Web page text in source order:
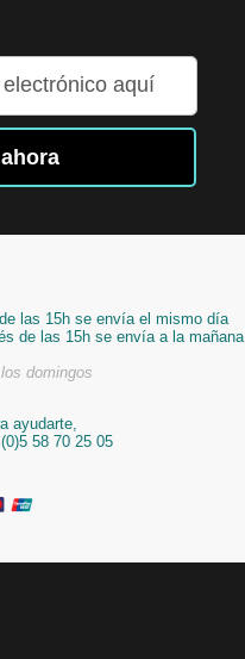
las 15h se envía el mismo día
de las 15h se envía a la mañana
domingos
ayudarte,
58 70 25 05